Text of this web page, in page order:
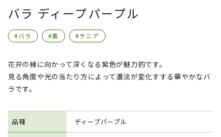
バラ ディープパープル
#バラ #紫 #ケニア
花弁の縁に向かって深くなる紫色が魅力的です。
見る角度や光の当たり方によって濃淡が変化すする華やかなバ
ラです。
品種 ディープパープル